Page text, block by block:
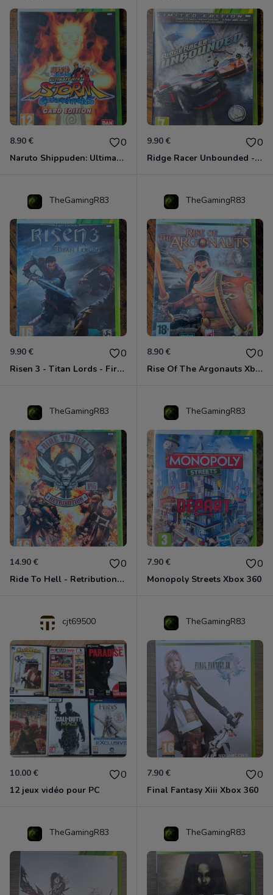
8.90 € 0
Naruto Shippuden: Ultimate Ninja Storm Generations - Card Edition Xbox 360
9.90 € 0
Ridge Racer Unbounded - Édition Limitée Xbox 360
TheGamingR83
9.90 € 0
Risen 3 - Titan Lords - First Edition Xbox 360
TheGamingR83
8.90 € 0
Rise Of The Argonauts Xbox 360
TheGamingR83
14.90 € 0
Ride To Hell - Retribution Xbox 360
TheGamingR83
7.90 € 0
Monopoly Streets Xbox 360
cjt69500
10.00 € 0
12 jeux vidéo pour PC
TheGamingR83
7.90 € 0
Final Fantasy Xiii Xbox 360
TheGamingR83 TheGamingR83